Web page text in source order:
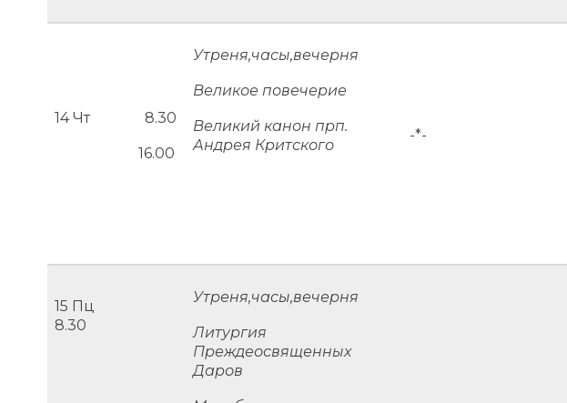
14 Чт 8.30
16.00
Утреня,часы,вечерня
Великое повечерие
Великий канон прп.
Андрея Критского
-*-
15 Пц
8.30
Утреня,часы,вечерня
Литургия
Преждеосвященных
Даров